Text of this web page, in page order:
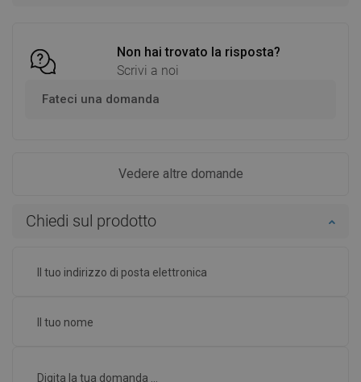
Non hai trovato la risposta?
Scrivi a noi
Fateci una domanda
Vedere altre domande
Chiedi sul prodotto